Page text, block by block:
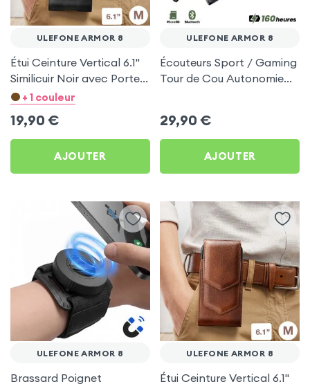
ULEFONE ARMOR 8
Étui Ceinture Vertical 6.1''
Similicuir Noir avec Porte
carte pour Ulefone Armor
+ 1 couleur
19,90 €
AJOUTER
ULEFONE ARMOR 8
Écouteurs Sport / Gaming
Tour de Cou Autonomie
29,90 €
AJOUTER
ULEFONE ARMOR 8
Brassard Poignet
ULEFONE ARMOR 8
Étui Ceinture Vertical 6.1''